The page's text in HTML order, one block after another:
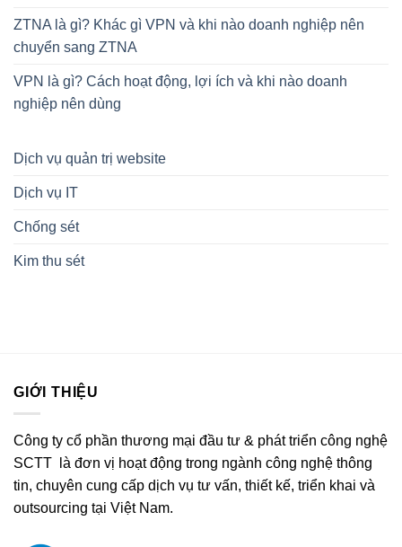
ZTNA là gì? Khác gì VPN và khi nào doanh nghiệp nên
chuyển sang ZTNA
VPN là gì? Cách hoạt động, lợi ích và khi nào doanh
nghiệp nên dùng
Dịch vụ quản trị website
Dịch vụ IT
Chống sét
Kim thu sét
GIỚI THIỆU
Công ty cổ phần thương mại đầu tư & phát triển công nghệ
SCTT là đơn vị hoạt động trong ngành công nghệ thông
tin, chuyên cung cấp dịch vụ tư vấn, thiết kế, triển khai và
outsourcing tại Việt Nam.